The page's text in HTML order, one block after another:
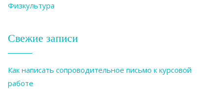
Физкультура
Свежие записи
Как написать сопроводительное письмо к курсовой
работе